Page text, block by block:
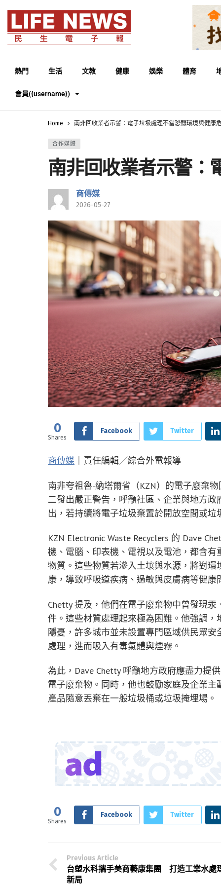
熱門 生活 文教 健康 娛樂 體育
會員({username})
Home 南非回收業者示警：電子垃圾處理不當恐釀環境與健康
合作媒體
南非回收業者示警：
商傳媒
2026-05-27
0
Shares
Facebook Twitter
商傳媒 ｜責任編輯／綜合外電報導
南非夸祖魯-納塔爾省（KZN）的電子廢棄
二發出嚴正警告，呼籲社區、企業與地方
出，若持續將電子垃圾棄置於開放空間或
KZN Electronic Waste Recyclers 的 Dave
機、電腦、印表機、電視以及電池，都含
物質。這些物質若滲入土壤與水源，將對
康，導致呼吸道疾病、過敏與皮膚病等健康
Chetty 提及，他們在電子廢棄物中曾發現
件。這些材質處理起來極為困難。他強調
隱憂，許多城市並未設置專門區域供民眾
處理，進而吸入有毒氣體與煙霧。
為此，Dave Chetty 呼籲地方政府應盡力提
電子廢棄物。同時，他也鼓勵家庭及企業
產品隨意丟棄在一般垃圾桶或垃圾掩埋場。
0
Shares
Facebook Twitter
Previous Article
台塑水科攜手美商藝康集團 打造工業水處
新局